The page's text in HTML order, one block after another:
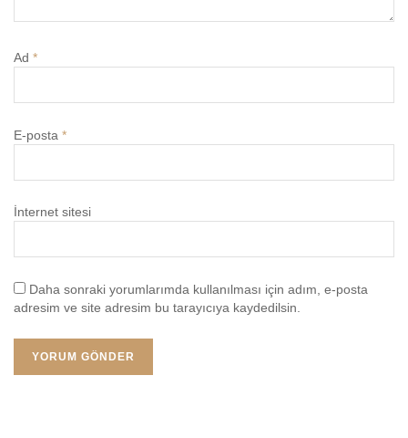
Ad *
E-posta *
İnternet sitesi
Daha sonraki yorumlarımda kullanılması için adım, e-posta
adresim ve site adresim bu tarayıcıya kaydedilsin.